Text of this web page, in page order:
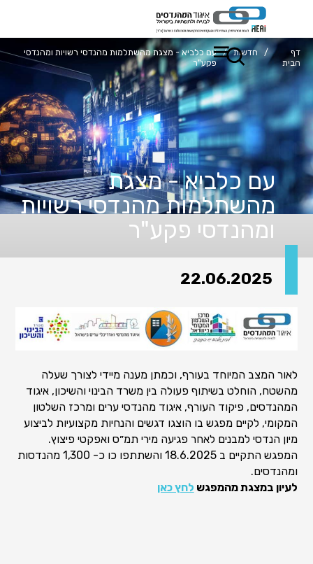
דף
הבית
/ חדשות / עם כלביא - מצגת מהשתלמות מהנדסי רשויות ומהנדסי
פקע"ר
עם כלביא - מצגת
מהשתלמות מהנדסי רשויות
ומהנדסי פקע"ר
22.06.2025
לאור המצב המיוחד בעורף, וכמתן מענה מיידי לצורך שעלה
מהשטח, הוחלט בשיתוף פעולה בין משרד הבינוי והשיכון, איגוד
המהנדסים, פיקוד העורף, איגוד מהנדסי ערים ומרכז השלטון
המקומי, לקיים מפגש בו הוצגו דגשים והנחיות מקצועיות לביצוע
מיון הנדסי למבנים לאחר פגיעה מירי תמ״ס ואפקטי פיצוץ.
המפגש התקיים ב 18.6.2025 והשתתפו כו כ- 1,300 מהנדסות
ומהנדסים.
לעיון במצגת מהמפגש לחץ כאן